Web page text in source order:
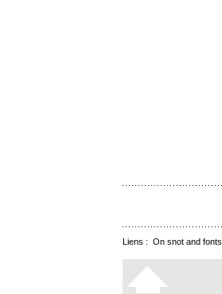
Liens : On snot and fonts